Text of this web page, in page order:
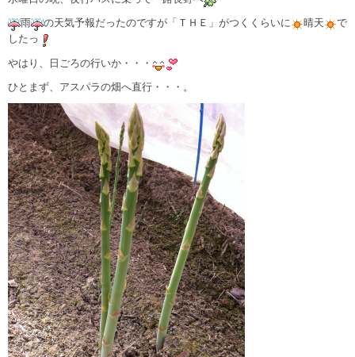
雨 の天気予報だったのですが「ＴＨＥ」がつくくらいに 晴天
で
したっ
やはり、日ごろの行いか・・・
ひとまず、アスパラの畑へ直行・・・。